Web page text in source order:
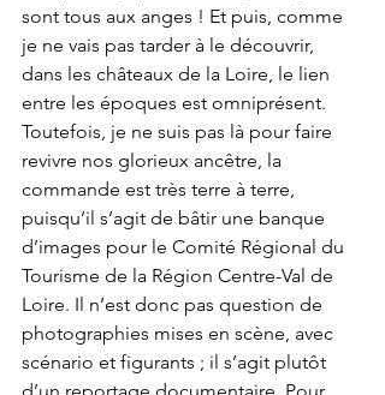
sont tous aux anges ! Et puis, comme
je ne vais pas tarder à le découvrir,
dans les châteaux de la Loire, le lien
entre les époques est omniprésent.
Toutefois, je ne suis pas là pour faire
revivre nos glorieux ancêtre, la
commande est très terre à terre,
puisqu’il s’agit de bâtir une banque
d’images pour le Comité Régional du
Tourisme de la Région Centre-Val de
Loire. Il n’est donc pas question de
photographies mises en scène, avec
scénario et figurants ; il s’agit plutôt
d’un reportage documentaire. Pour